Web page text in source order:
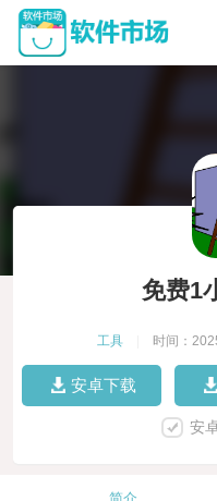
免费1
工具 时间：
安卓下载
安